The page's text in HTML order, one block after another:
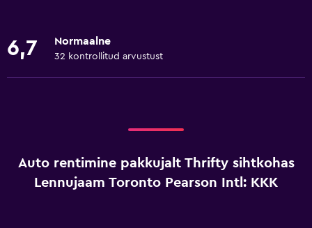
6,7 Normaalne
32 kontrollitud arvustust
Auto rentimine pakkujalt Thrifty sihtkohas
Lennujaam Toronto Pearson Intl: KKK